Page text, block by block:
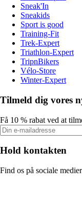
Sneak'In
Sneakids
Sport is good
Training-Fit
Trek-Expert
Triathlon-Expert
TripnBikers
Vélo-Store
Winter-Expert
Tilmeld dig vores
Få 10 % rabat ved at
Hold kontakten
Find os på sociale medier